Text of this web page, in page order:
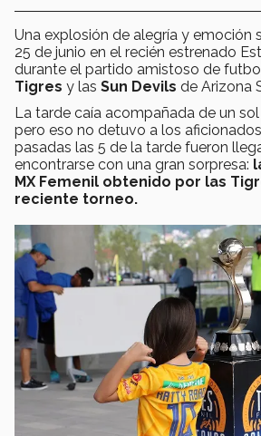
Una explosión de alegría y emoción
25 de junio en el recién estrenado
durante el partido amistoso de
Tigres y las Sun Devils de Arizona
La tarde caía acompañada de un
pero eso no detuvo a los
pasadas las 5 de la tarde fueron
encontrarse con una gran sorpresa:
MX Femenil obtenido por las
reciente torneo.